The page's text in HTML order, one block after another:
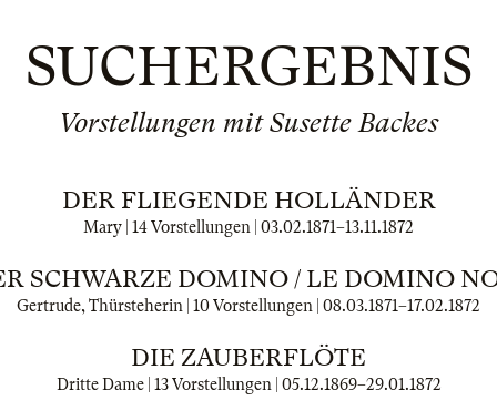
SUCHERGEBNIS
Vorstellungen mit Susette Backes
DER FLIEGENDE HOLLÄNDER
Mary | 14 Vorstellungen | 03.02.1871–13.11.1872
SCHWARZE DOMINO / LE DOMINO
Gertrude, Thürsteherin | 10 Vorstellungen | 08.03.1871–17.02.1872
DIE ZAUBERFLÖTE
Dritte Dame | 13 Vorstellungen | 05.12.1869–29.01.1872